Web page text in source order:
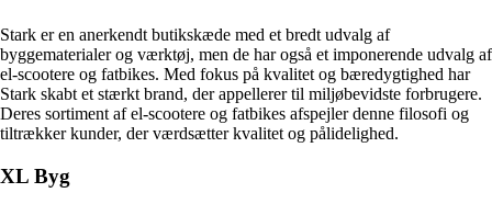
Stark er en anerkendt butikskæde med et bredt udvalg af
byggematerialer og værktøj, men de har også et imponerende udvalg af
el-scootere og fatbikes. Med fokus på kvalitet og bæredygtighed har
Stark skabt et stærkt brand, der appellerer til miljøbevidste forbrugere.
Deres sortiment af el-scootere og fatbikes afspejler denne filosofi og
tiltrækker kunder, der værdsætter kvalitet og pålidelighed.
XL Byg